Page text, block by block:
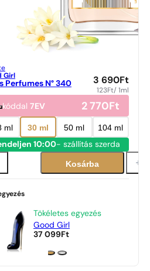
Girl
Perfumes N° 340 3 690Ft
123Ft/ 1ml
kóddal 7EV 2 770Ft
ml 30 ml 50 ml 104 ml
10:00- szállítás szerda
Kosárba
Tökéletes egyezés
Good Girl
37 099Ft